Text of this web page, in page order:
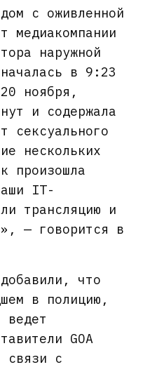
с оживленной
медиакомпании
наружной
в 9:23
ноября,
и содержала
сексуального
нескольких
произошла
IT-
трансляцию и
— говорится в
что
в полицию,
ведет
GOA
связи с